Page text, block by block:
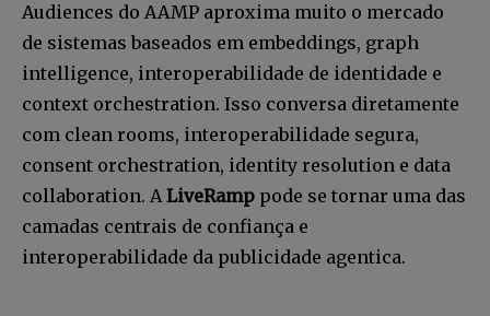
Audiences do AAMP aproxima muito o mercado
de sistemas baseados em embeddings, graph
intelligence, interoperabilidade de identidade e
context orchestration. Isso conversa diretamente
com clean rooms, interoperabilidade segura,
consent orchestration, identity resolution e data
collaboration. ALiveRamp pode se tornar uma das
camadas centrais de confiança e
interoperabilidade da publicidade agentica.